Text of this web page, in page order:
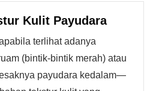
Kulit Payudara
terlihat adanya
(bintik-bintik merah) atau
payudara kedalam—